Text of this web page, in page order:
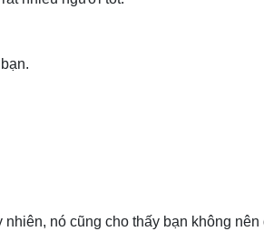
nó cũng cho thấy bạn không